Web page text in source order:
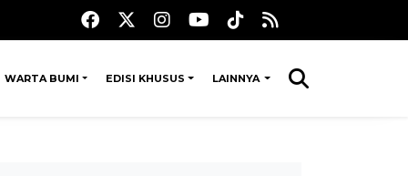
WARTA BUMI EDISI KHUSUS LAINNYA